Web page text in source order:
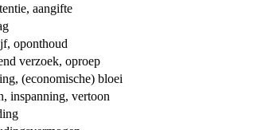
aangifte
oponthoud
verzoek, oproep
(economische) bloei
inspanning, vertoon